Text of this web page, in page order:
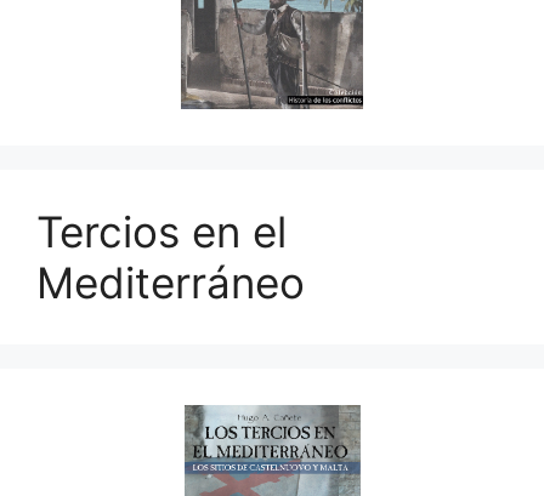
Tercios en el
Mediterráneo